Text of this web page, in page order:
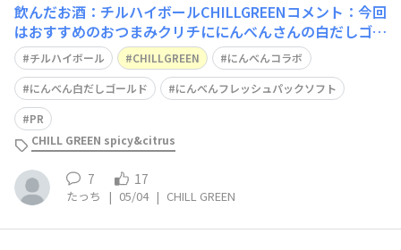
飲んだお酒：チルハイボールCHILLGREENコメント：今回
はおすすめのおつまみクリチににんべんさんの白だしゴー
ルドを漬けて鰹節をかける…を作ってみましたクリチのつ
もりがゴルゴンゾーラを剥いてしまってありゃりゃと思っ
たのですがゴンゴンも漬けてみましたゴンゴンとても合い
ますよ！クリチとはまた違った美味
チルハイボール CHILLGREEN
にんべんコラボ
にんべん白だしゴールド
にんべんフレッシュパックソフト
PR
CHILL GREEN spicy&citrus
7 17
たっち | 05/04 | CHILL GREEN